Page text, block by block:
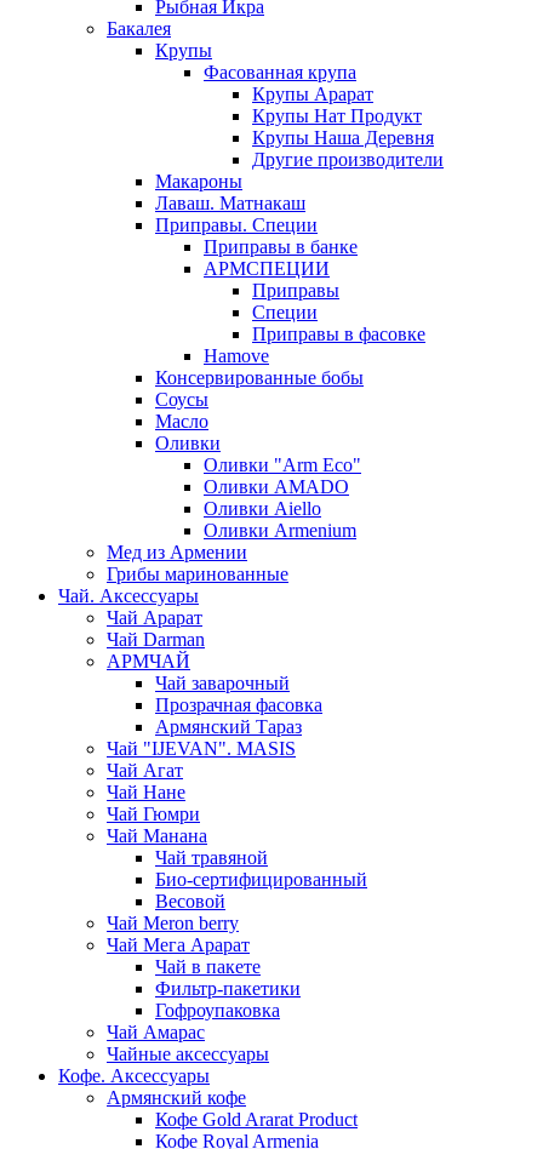
Рыбная Икра
Бакалея
Крупы
Фасованная крупа
Крупы Арарат
Крупы Нат Продукт
Крупы Наша Деревня
Другие производители
Макароны
Лаваш. Матнакаш
Приправы. Специи
Приправы в банке
АРМСПЕЦИИ
Приправы
Специи
Приправы в фасовке
Hamove
Консервированные бобы
Соусы
Масло
Оливки
Оливки "Arm Eco"
Оливки AMADO
Оливки Aiello
Оливки Armenium
Мед из Армении
Грибы маринованные
Чай. Аксессуары
Чай Арарат
Чай Darman
АРМЧАЙ
Чай заварочный
Прозрачная фасовка
Армянский Тараз
Чай "IJEVAN". MASIS
Чай Агат
Чай Нане
Чай Гюмри
Чай Манана
Чай травяной
Био-сертифицированный
Весовой
Чай Meron berry
Чай Мега Арарат
Чай в пакете
Фильтр-пакетики
Гофроупаковка
Чай Амарас
Чайные аксессуары
Кофе. Аксессуары
Армянский кофе
Кофе Gold Ararat Product
Кофе Royal Armenia